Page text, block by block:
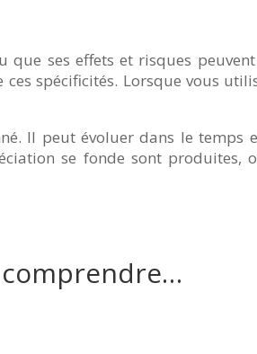
ses effets et risques
spécificités. Lorsque vous
Il peut évoluer dans le
se fonde sont produites,